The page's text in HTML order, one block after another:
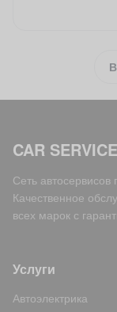
CAR SERVICE
Сеть автосервисов
Качественное
всех марок с
Услуги
Автоэлектрика